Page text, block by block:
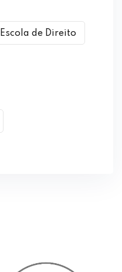
Escola de Direito